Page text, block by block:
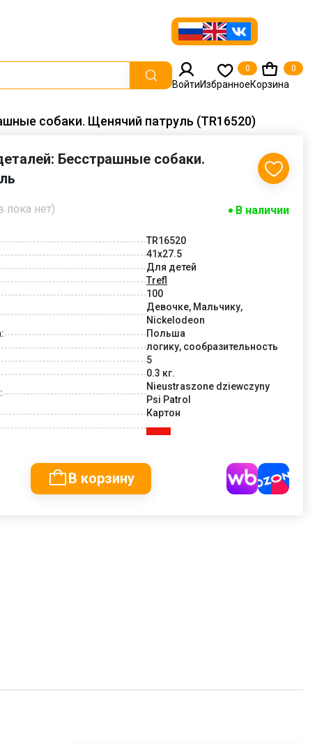
ВойтиИзбранное
0
Корзина
0
собаки. Щенячий патруль (TR16520)
Бесстрашные собаки.
пока нет) В наличии
TR16520
41x27.5
Для детей
Trefl
100
Девочке, Мальчику,
Nickelodeon
Польша
логику, сообразительность
5
0.3 кг.
Nieustraszone dziewczyny
Psi Patrol
Картон
В корзину